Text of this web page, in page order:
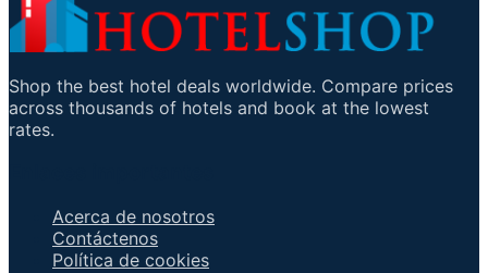
Shop the best hotel deals worldwide. Compare prices
across thousands of hotels and book at the lowest
rates.
Acerca de nosotros
Contáctenos
Política de cookies